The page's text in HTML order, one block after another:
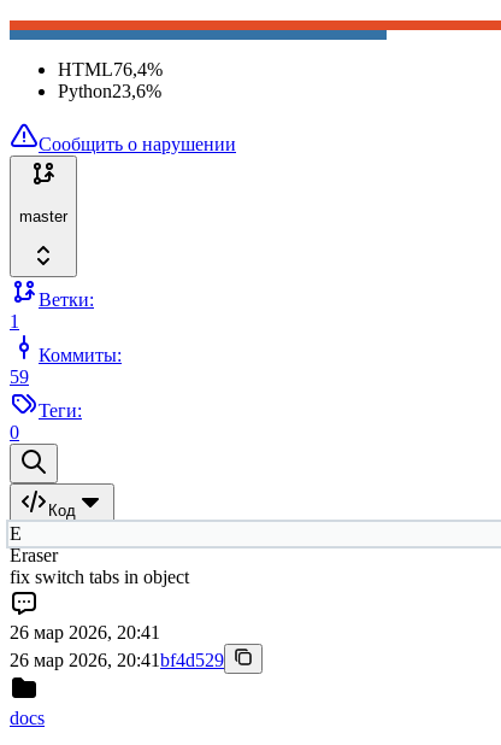
HTML76,4%
Python23,6%
Сообщить о нарушении
master
Ветки:
1
Коммиты:
59
Теги:
0
Код
E
Eraser
fix switch tabs in object
26 мар 2026, 20:41
26 мар 2026, 20:41bf4d529
docs